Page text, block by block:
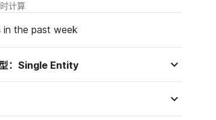
计算
in the past week
：Single Entity